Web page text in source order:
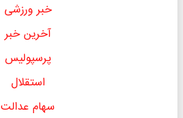
خبر ورزشی
آخرین خبر
پرسپولیس
استقلال
سهام عدالت